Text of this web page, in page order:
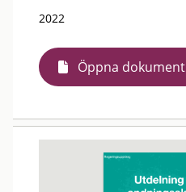
2022
Öppna dokument